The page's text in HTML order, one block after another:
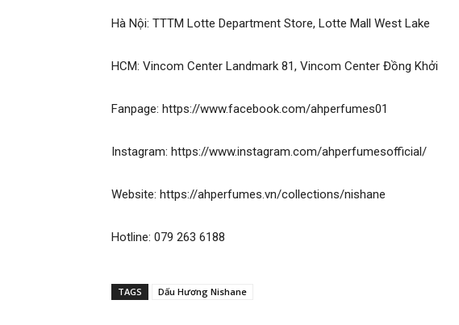
Hà Nội: TTTM Lotte Department Store, Lotte Mall West Lake
HCM: Vincom Center Landmark 81, Vincom Center Đồng Khởi
Fanpage: https://www.facebook.com/ahperfumes01
Instagram: https://www.instagram.com/ahperfumesofficial/
Website: https://ahperfumes.vn/collections/nishane
Hotline: 079 263 6188
TAGS Dấu Hương Nishane